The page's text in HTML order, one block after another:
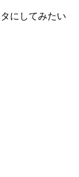
にしてみたい